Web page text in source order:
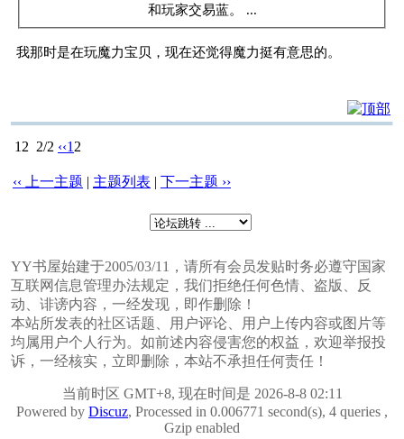
和玩家交易蓝。 ...
我那时是在玩魔力宝贝，现在还觉得魔力挺有意思的。
12 2/2 ‹‹1 2
‹‹ 上一主题 | 主题列表 | 下一主题 ››
YY书屋始建于2005/03/11，请所有会员发贴时务必遵守国家
互联网信息管理办法规定，我们拒绝任何色情、盗版、反
动、诽谤内容，一经发现，即作删除！
本站所发表的社区话题、用户评论、用户上传内容或图片等
均属用户个人行为。如前述内容侵害您的权益，欢迎举报投
诉，一经核实，立即删除，本站不承担任何责任！
当前时区 GMT+8, 现在时间是 2026-8-8 02:11
Powered by Discuz, Processed in 0.006771 second(s), 4 queries ,
Gzip enabled